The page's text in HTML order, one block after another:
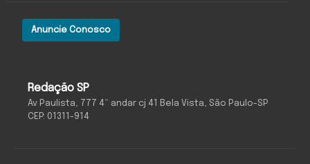
Redação SP
Av Paulista, 777 4º andar cj 41 Bela Vista, São Paulo-SP
CEP: 01311-914
Anuncie Conosco